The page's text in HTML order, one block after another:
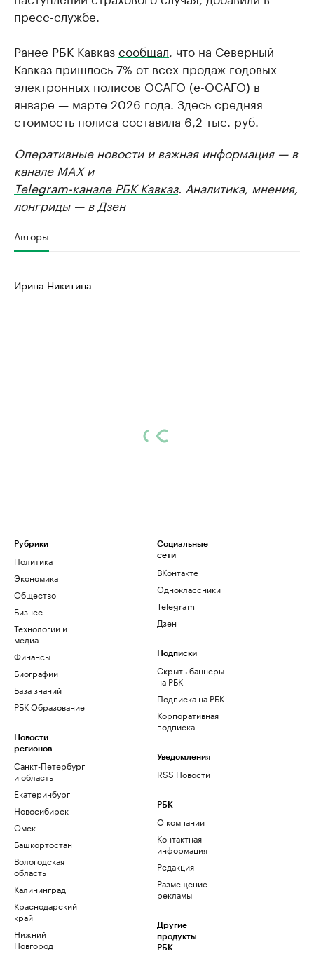
пресс-службе.
Ранее РБК Кавказсообщал , что на Северный
Кавказ пришлось 7% от всех продаж годовых
электронных полисов ОСАГО (е-ОСАГО) в
январе — марте 2026 года. Здесь средняя
стоимость полиса составила 6,2 тыс. руб.
Оперативные новости и важная информация — в
канале MAXи
Telegram-канале РБК Кавказ. Аналитика, мнения,
лонгриды — в Дзен
Авторы
Ирина Никитина
Рубрики
Политика
Экономика
Общество
Бизнес
Технологии и
медиа
Финансы
Биографии
База знаний
РБК Образование
Новости
регионов
Санкт-Петербург
и область
Екатеринбург
Новосибирск
Омск
Башкортостан
Вологодская
область
Калининград
Краснодарский
край
Нижний
Новгород
Социальные
сети
ВКонтакте
Одноклассники
Telegram
Дзен
Подписки
Скрыть баннеры
на РБК
Подписка на РБК
Корпоративная
подписка
Уведомления
RSS Новости
РБК
О компании
Контактная
информация
Редакция
Размещение
рекламы
Другие
продукты
РБК